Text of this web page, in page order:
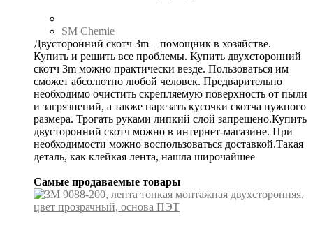
SM Chemie
Двусторонний скотч 3m – помощник в хозяйстве.
Купить и решить все проблемы. Купить двухсторонний
скотч 3m можно практически везде. Пользоваться им
сможет абсолютно любой человек. Предварительно
необходимо очистить скрепляемую поверхность от пыли
и загрязнений, а также нарезать кусочки скотча нужного
размера. Трогать руками липкий слой запрещено.Купить
двусторонний скотч можно в интернет-магазине. При
необходимости можно воспользоваться доставкой.Такая
деталь, как клейкая лента, нашла широчайшее
Самые продаваемые товары